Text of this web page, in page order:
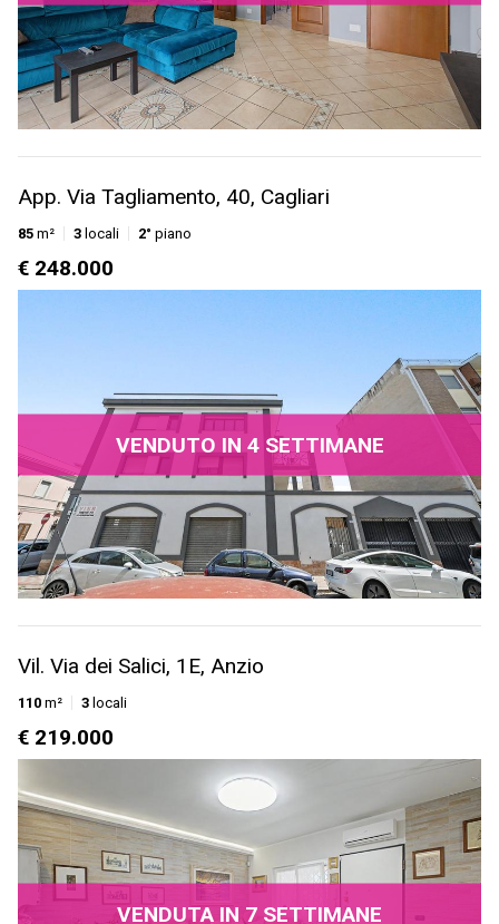
App. Via Tagliamento, 40, Cagliari
85 m² 3 locali 2° piano
€ 248.000
VENDUTO IN 4 SETTIMANE
Vil. Via dei Salici, 1E, Anzio
110 m² 3 locali
€ 219.000
VENDUTA IN 7 SETTIMANE